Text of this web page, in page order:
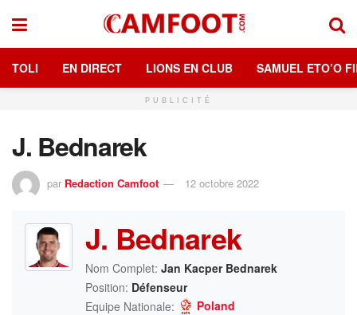
TOLI EN DIRECT LIONS EN CLUB SAMUEL ETO’O
PUBLICITÉ
J. Bednarek
par Redaction Camfoot 12 octobre 2022
J. Bednarek
Nom Complet: Jan Kacper Bednarek
Position: Défenseur
Equipe Nationale:
Poland